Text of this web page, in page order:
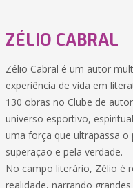
ZÉLIO CABRAL
Zélio Cabral é um autor
experiência de vida em
130 obras no Clube de
universo esportivo,
uma força que ultrapassa o
superação e pela verdade.
No campo literário, Zélio é
realidade, narrando